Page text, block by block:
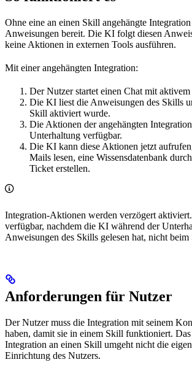
Ohne eine an einen Skill angehängte
Anweisungen bereit. Die KI folgt diesen
keine Aktionen in externen Tools ausführen.
Mit einer angehängten Integration:
Der Nutzer startet einen Chat mit
Die KI liest die Anweisungen des Skills
Skill aktiviert wurde.
Die Aktionen der angehängten
Unterhaltung verfügbar.
Die KI kann diese Aktionen jetzt
Mails lesen, eine Wissensdatenbank
Ticket erstellen.
Integration-Aktionen werden verzögert
verfügbar, nachdem die KI während der
Anweisungen des Skills gelesen hat, nicht beim
Anforderungen für Nutzer
Der Nutzer muss die Integration mit seinem
haben, damit sie in einem Skill funktioniert.
Integration an einen Skill umgeht nicht die
Einrichtung des Nutzers.